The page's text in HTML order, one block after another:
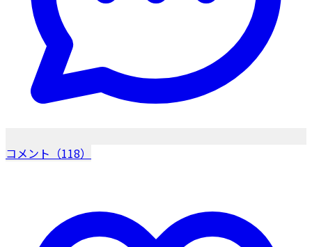
コメント（118）